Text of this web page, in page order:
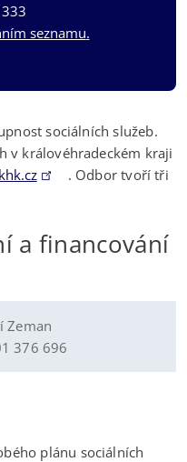
seznamu.
sociálních služeb.
v královéhradeckém kraji
. Odbor tvoří tři
a financování
Zeman
376 696
plánu sociálních